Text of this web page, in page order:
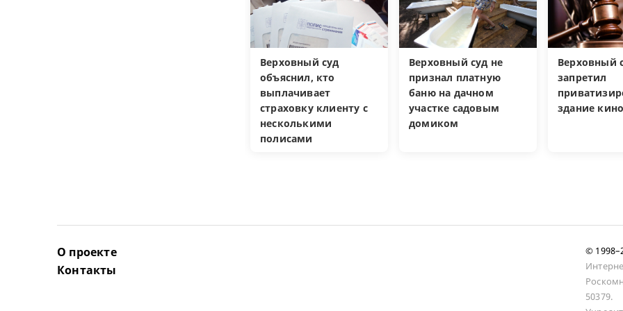
Верховный суд
объяснил, кто
выплачивает
страховку клиенту с
несколькими
полисами
Верховный суд не
признал платную
баню на дачном
участке садовым
домиком
Верховный
запретил
здание
О проекте
Контакты
©
50379.